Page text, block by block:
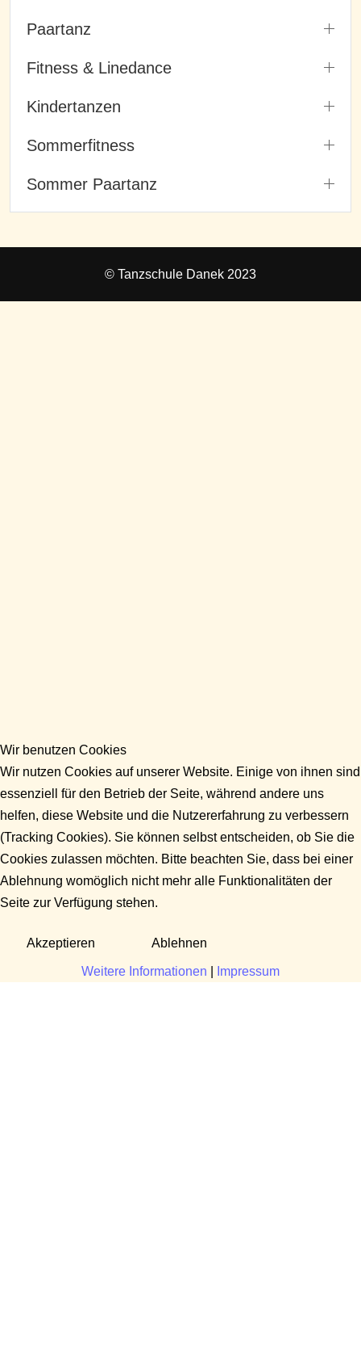
Paartanz
Fitness & Linedance
Kindertanzen
Sommerfitness
Sommer Paartanz
© Tanzschule Danek 2023
Wir benutzen Cookies
Wir nutzen Cookies auf unserer Website. Einige von ihnen sind
essenziell für den Betrieb der Seite, während andere uns
helfen, diese Website und die Nutzererfahrung zu verbessern
(Tracking Cookies). Sie können selbst entscheiden, ob Sie die
Cookies zulassen möchten. Bitte beachten Sie, dass bei einer
Ablehnung womöglich nicht mehr alle Funktionalitäten der
Seite zur Verfügung stehen.
Akzeptieren Ablehnen
Weitere Informationen Impressum